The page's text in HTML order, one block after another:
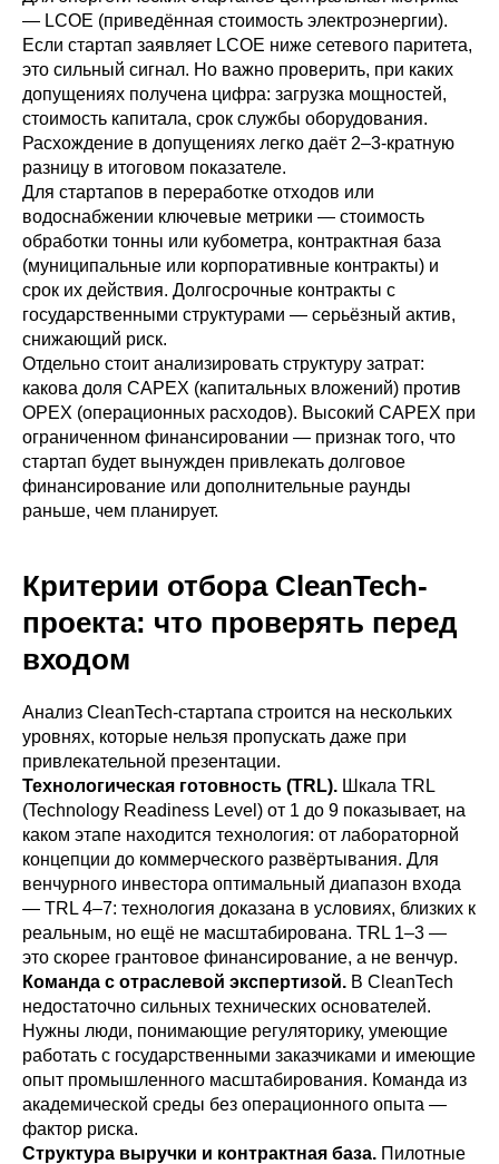
— LCOE (приведённая стоимость электроэнергии).
Если стартап заявляет LCOE ниже сетевого паритета,
это сильный сигнал. Но важно проверить, при каких
допущениях получена цифра: загрузка мощностей,
стоимость капитала, срок службы оборудования.
Расхождение в допущениях легко даёт 2–3-кратную
разницу в итоговом показателе.
Для стартапов в переработке отходов или
водоснабжении ключевые метрики — стоимость
обработки тонны или кубометра, контрактная база
(муниципальные или корпоративные контракты) и
срок их действия. Долгосрочные контракты с
государственными структурами — серьёзный актив,
снижающий риск.
Отдельно стоит анализировать структуру затрат:
какова доля CAPEX (капитальных вложений) против
OPEX (операционных расходов). Высокий CAPEX при
ограниченном финансировании — признак того, что
стартап будет вынужден привлекать долговое
финансирование или дополнительные раунды
раньше, чем планирует.
Критерии отбора CleanTech-
проекта: что проверять перед
входом
Анализ CleanTech-стартапа строится на нескольких
уровнях, которые нельзя пропускать даже при
привлекательной презентации.
Технологическая готовность (TRL). Шкала TRL
(Technology Readiness Level) от 1 до 9 показывает, на
каком этапе находится технология: от лабораторной
концепции до коммерческого развёртывания. Для
венчурного инвестора оптимальный диапазон входа
— TRL 4–7: технология доказана в условиях, близких к
реальным, но ещё не масштабирована. TRL 1–3 —
это скорее грантовое финансирование, а не венчур.
Команда с отраслевой экспертизой. В CleanTech
недостаточно сильных технических основателей.
Нужны люди, понимающие регуляторику, умеющие
работать с государственными заказчиками и имеющие
опыт промышленного масштабирования. Команда из
академической среды без операционного опыта —
фактор риска.
Структура выручки и контрактная база. Пилотные